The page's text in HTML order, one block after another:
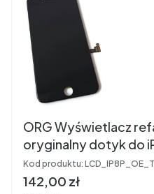
ORG Wyświetlacz
oryginalny dotyk do
Kod produktu:
Cena
142,00 zł